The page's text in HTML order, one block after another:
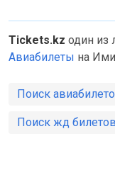
Tickets.kz один из
Авиабилеты на
Поиск
Поиск жд